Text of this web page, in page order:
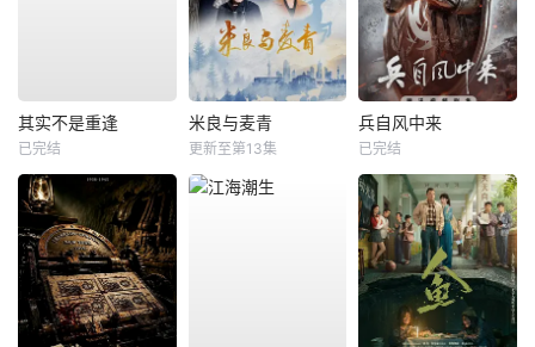
其实不是重逢
已完结
米良与麦青
更新至第13集
兵自风中来
已完结